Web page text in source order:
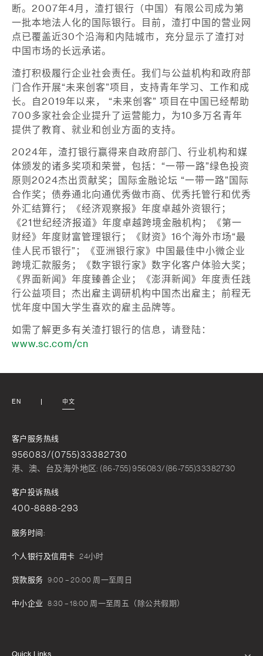
断。2007年4月，渣打银行（中国）有限公司成为第
一批本地法人化的国际银行。目前，渣打中国的营业网
点已覆盖近30个沿海和内陆城市，充分显示了渣打对
中国市场的长远承诺。
渣打积极履行企业社会责任。我们与公益机构和政府部
门合作开展“未来创客”项目，支持青年学习、工作和成
长。自2019年以来， “未来创客” 项目在中国已经帮助
700多家社会企业提升了运营能力，为10多万名青年
提供了教育、就业和创业方面的支持。
2024年，渣打银行赢得来自政府部门、行业机构和媒
体颁发的诸多奖项和荣誉，包括：“一带一路”绿色投资
原则2024杰出贡献奖；国际金融论坛 “一带一路”国际
合作奖；债券通北向通优秀做市商、优秀托管行和优秀
外汇结算行；《经济观察报》年度卓越外资银行；
《21世纪经济报道》年度卓越跨境金融机构；《第一
财经》年度财富管理银行；《财资》16个海外市场“最
佳人民币银行”；《亚洲银行家》中国最佳中小微企业
跨境汇款服务；《数字银行家》数字化客户体验大奖；
《界面新闻》年度臻善企业；《澎湃新闻》年度责任践
行公益项目；杰出雇主调研机构中国杰出雇主；前程无
忧年度中国大学生喜欢的雇主品牌等。
如需了解更多有关渣打银行的信息，请登陆：
www.sc.com/cn
EN 中文
客户服务热线
956083/(0755)33382730
港、澳、台及海外地区: (86-755) 956083/(86-755)33382730
客户投诉热线
400-8888-293
服务时间:
个人银行及信用卡 24小时
贷款服务 9:00 – 20:00 周一至周日
中小企业 8:30 – 18:00 周一至周五（除公共假期）
Quick Links